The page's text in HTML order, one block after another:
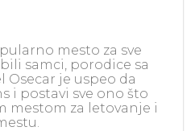
mesto za sve
samci, porodice sa
je uspeo da
i postavi sve ono što
mestom za letovanje i